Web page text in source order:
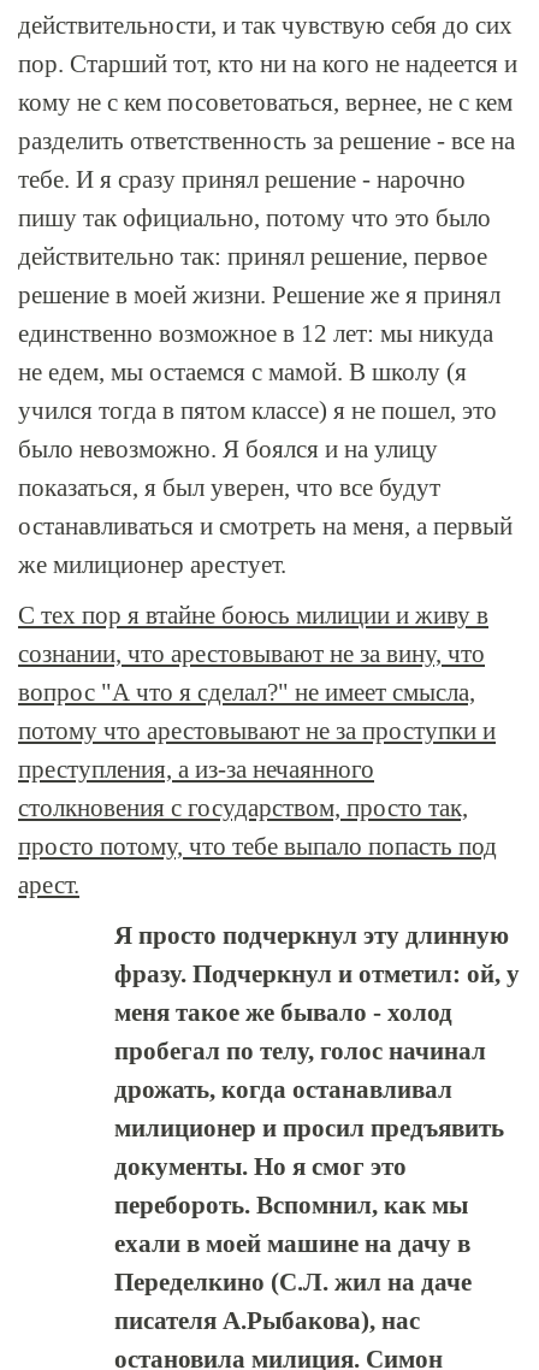
действительности, и так чувствую себя до сих
пор. Старший тот, кто ни на кого не надеется и
кому не с кем посоветоваться, вернее, не с кем
разделить ответственность за решение - все на
тебе. И я сразу принял решение - нарочно
пишу так официально, потому что это было
действительно так: принял решение, первое
решение в моей жизни. Решение же я принял
единственно возможное в 12 лет: мы никуда
не едем, мы остаемся с мамой. В школу (я
учился тогда в пятом классе) я не пошел, это
было невозможно. Я боялся и на улицу
показаться, я был уверен, что все будут
останавливаться и смотреть на меня, а первый
же милиционер арестует.
С тех пор я втайне боюсь милиции и живу в
сознании, что арестовывают не за вину, что
вопрос "А что я сделал?" не имеет смысла,
потому что арестовывают не за проступки и
преступления, а из-за нечаянного
столкновения с государством, просто так,
просто потому, что тебе выпало попасть под
арест.
Я просто подчеркнул эту длинную
фразу. Подчеркнул и отметил: ой, у
меня такое же бывало - холод
пробегал по телу, голос начинал
дрожать, когда останавливал
милиционер и просил предъявить
документы. Но я смог это
перебороть. Вспомнил, как мы
ехали в моей машине на дачу в
Переделкино (С.Л. жил на даче
писателя А.Рыбакова), нас
остановила милиция. Симон